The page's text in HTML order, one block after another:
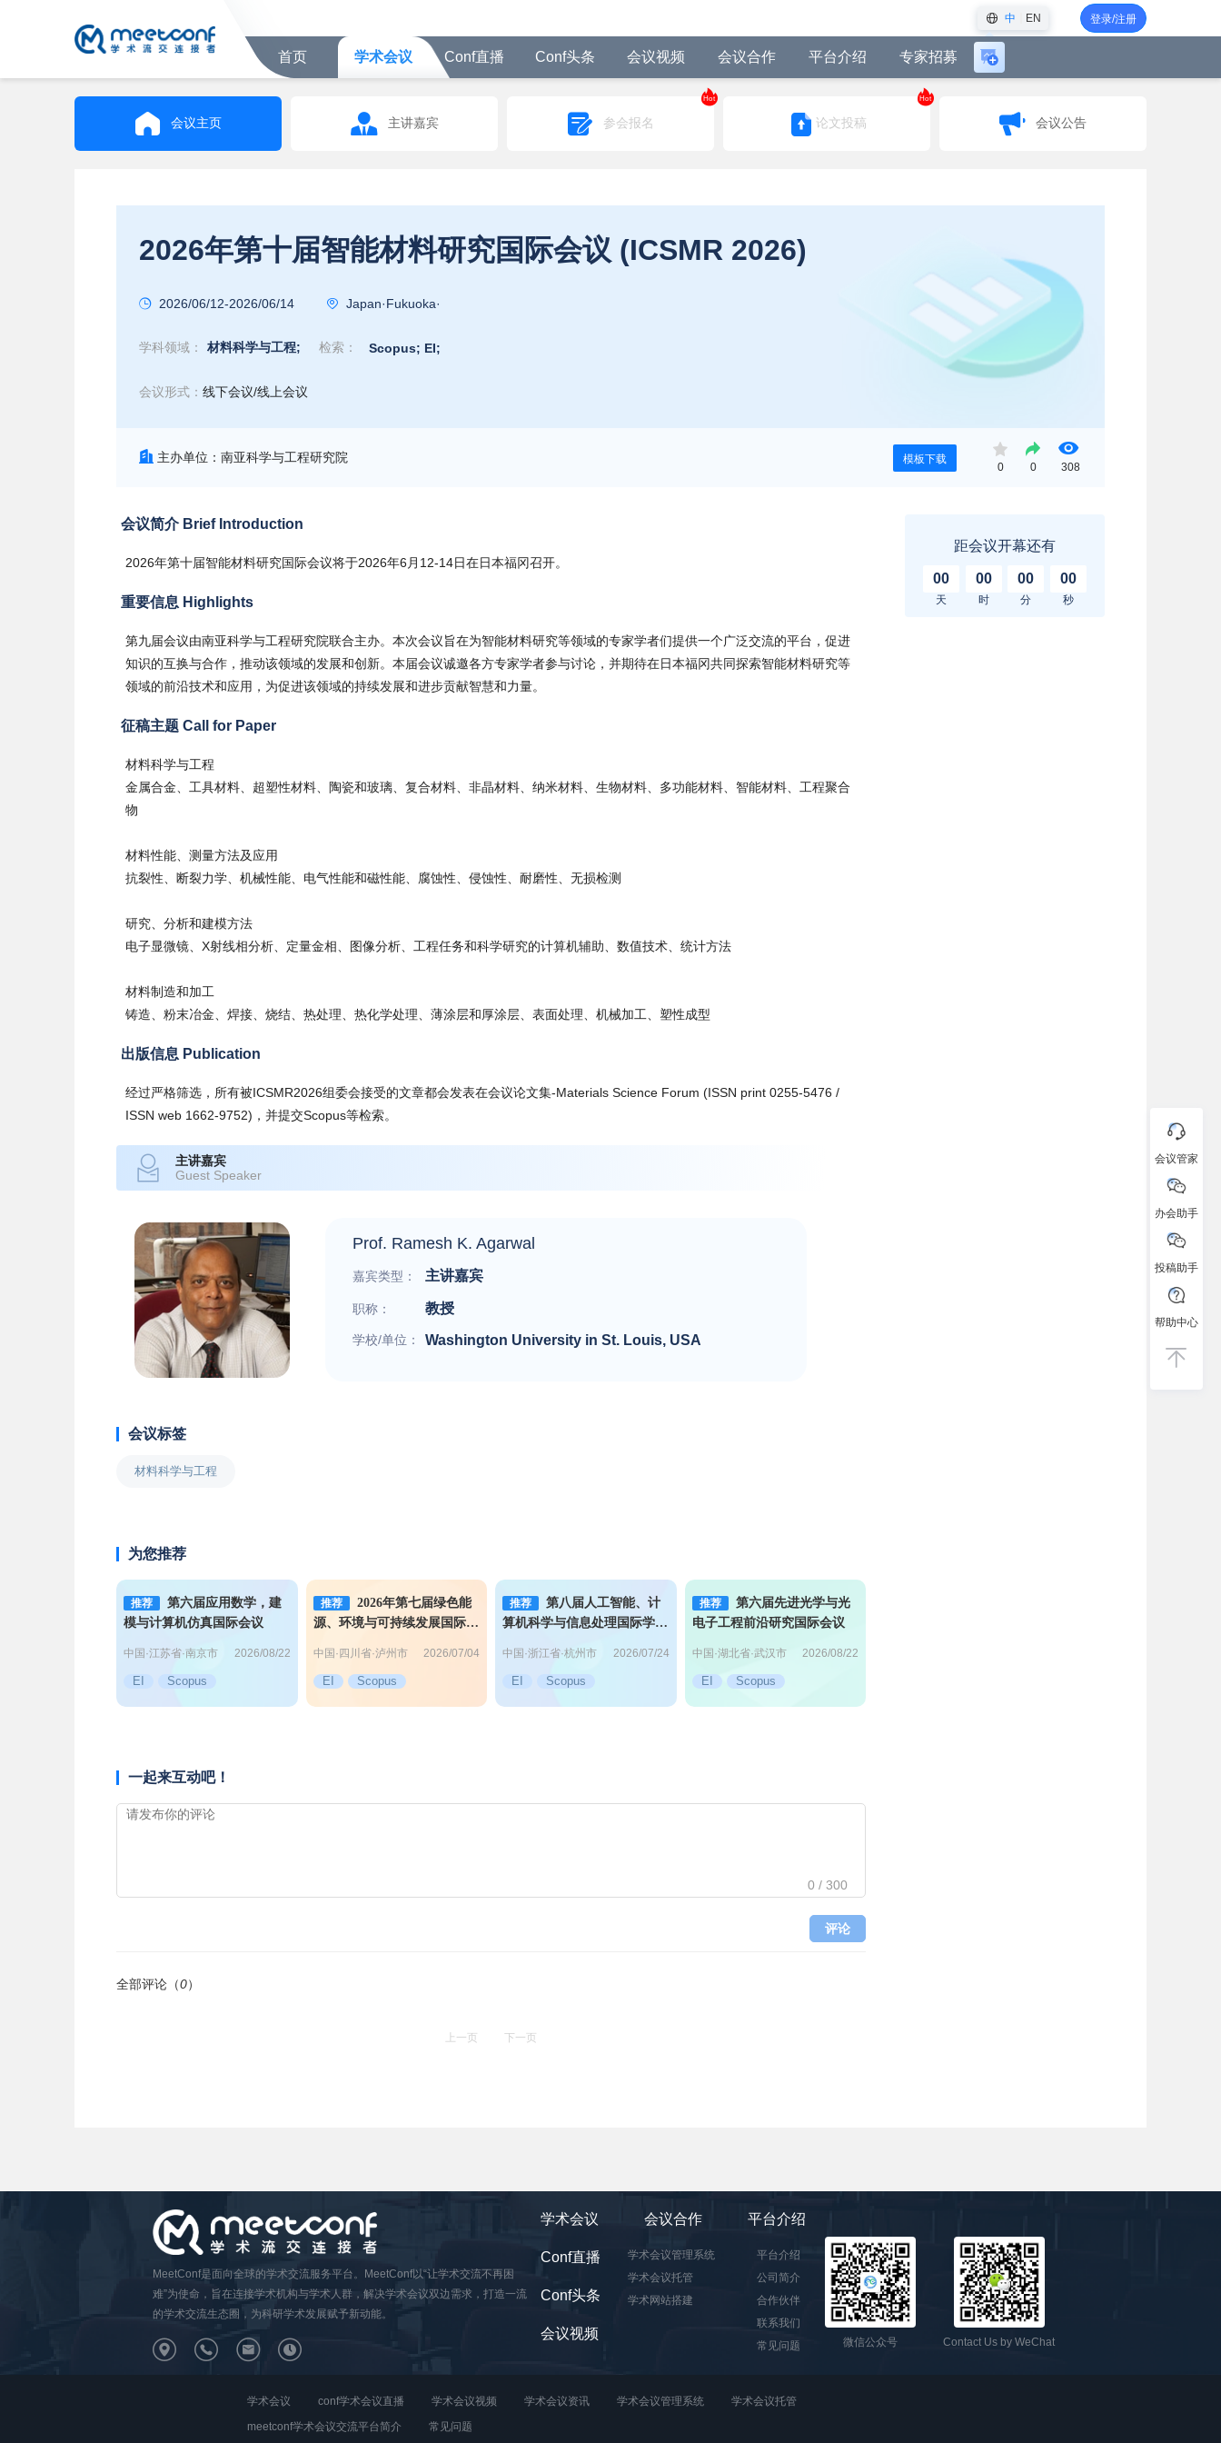
中 EN 登录/注册
首页 学术会议 Conf直播 Conf头条 会议视频 会议合作 平台介绍 专家招募
录
可
会议主页 主讲嘉宾 参会报名
Hot
论文投稿
Hot
会议公告
2026年第十届智能材料研究国际会议 (ICSMR 2026)
2026/06/12-2026/06/14 Japan·Fukuoka·
学科领域： 材料科学与工程; 检索： Scopus; EI;
会议形式： 线下会议/线上会议
主办单位：南亚科学与工程研究院 模板下载
0 0 308
会议简介 Brief Introduction
2026年第十届智能材料研究国际会议将于2026年6月12-14日在日本福冈召开。
重要信息 Highlights
第九届会议由南亚科学与工程研究院联合主办。本次会议旨在为智能材料研究等领域的专家学者们提供一个广泛交流的平台，促进
知识的互换与合作，推动该领域的发展和创新。本届会议诚邀各方专家学者参与讨论，并期待在日本福冈共同探索智能材料研究等
领域的前沿技术和应用，为促进该领域的持续发展和进步贡献智慧和力量。
征稿主题 Call for Paper
材料科学与工程
金属合金、工具材料、超塑性材料、陶瓷和玻璃、复合材料、非晶材料、纳米材料、生物材料、多功能材料、智能材料、工程聚合
物
材料性能、测量方法及应用
抗裂性、断裂力学、机械性能、电气性能和磁性能、腐蚀性、侵蚀性、耐磨性、无损检测
研究、分析和建模方法
电子显微镜、X射线相分析、定量金相、图像分析、工程任务和科学研究的计算机辅助、数值技术、统计方法
材料制造和加工
铸造、粉末冶金、焊接、烧结、热处理、热化学处理、薄涂层和厚涂层、表面处理、机械加工、塑性成型
出版信息 Publication
经过严格筛选，所有被ICSMR2026组委会接受的文章都会发表在会议论文集-Materials Science Forum (ISSN print 0255-5476 /
ISSN web 1662-9752)，并提交Scopus等检索。
主讲嘉宾
Guest Speaker
Prof. Ramesh K. Agarwal
嘉宾类型： 主讲嘉宾
职称： 教授
学校/单位： Washington University in St. Louis, USA
会议标签
材料科学与工程
为您推荐
推荐
第六届应用数学，建
模与计算机仿真国际会议
中国·江苏省·南京市 2026/08/22
EI Scopus
推荐
2026年第七届绿色能
源、环境与可持续发展国际学
中国·四川省·泸州市 2026/07/04
EI Scopus
推荐
第八届人工智能、计
算机科学与信息处理国际学术
中国·浙江省·杭州市 2026/07/24
EI Scopus
推荐
第六届先进光学与光
电子工程前沿研究国际会议
中国·湖北省·武汉市 2026/08/22
EI Scopus
一起来互动吧！
0 / 300
评论
全部评论（0）
上一页 下一页
距会议开幕还有
00
天
00
时
00
分
00
秒
MeetConf是面向全球的学术交流服务平台。MeetConf以“让学术交流不再困
难”为使命，旨在连接学术机构与学术人群，解决学术会议双边需求，打造一流
的学术交流生态圈，为科研学术发展赋予新动能。
学术会议 会议合作 平台介绍
Conf直播
Conf头条
会议视频
学术会议管理系统
学术会议托管
学术网站搭建
平台介绍
公司简介
合作伙伴
联系我们
常见问题
微信公众号 Contact Us by WeChat
学术会议 conf学术会议直播 学术会议视频 学术会议资讯 学术会议管理系统
学术会议托管
meetconf学术会议交流平台简介
常见问题
会议管家
办会助手
投稿助手
帮助中心